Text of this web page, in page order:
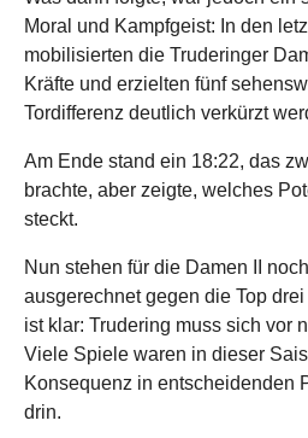
Moral und Kampfgeist: In den
mobilisierten die Truderinger
Kräfte und erzielten fünf
Tordifferenz deutlich verkürzt
Am Ende stand ein 18:22, das
brachte, aber zeigte, welches
steckt.
Nun stehen für die Damen II
ausgerechnet gegen die Top
ist klar: Trudering muss sich vor
Viele Spiele waren in dieser
Konsequenz in entscheidenden
drin.